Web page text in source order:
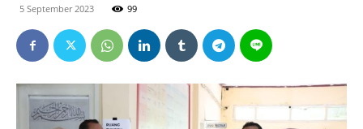
5 September 2023 99